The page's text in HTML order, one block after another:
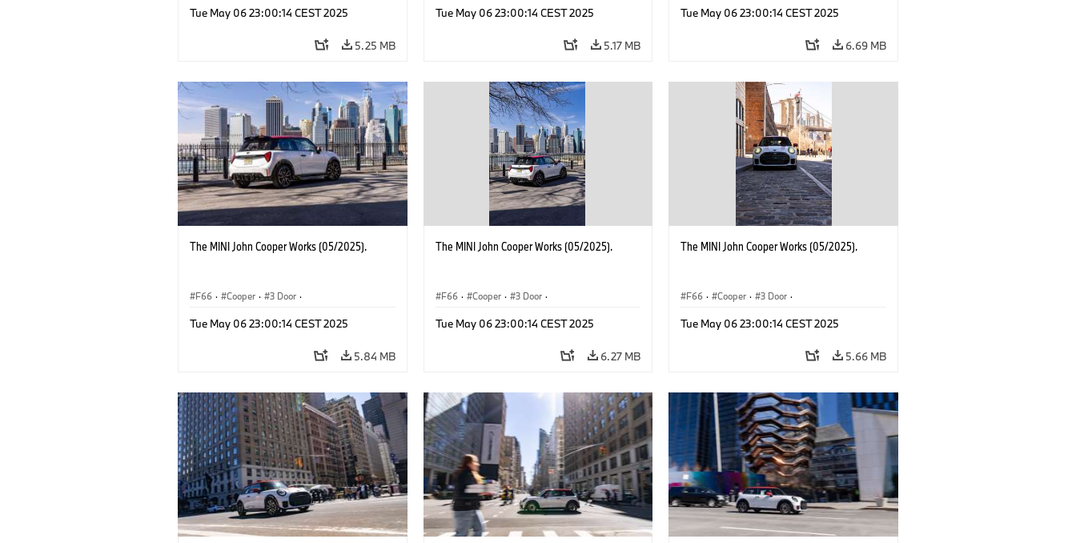
Tue May 06 23:00:14 CEST 2025
5.25 MB
Tue May 06 23:00:14 CEST 2025
5.17 MB
Tue May 06 23:00:14 CEST 2025
6.69 MB
The MINI John Cooper Works (05/2025).
F66 · Cooper · 3 Door ·
Tue May 06 23:00:14 CEST 2025
5.84 MB
The MINI John Cooper Works (05/2025).
F66 · Cooper · 3 Door ·
Tue May 06 23:00:14 CEST 2025
6.27 MB
The MINI John Cooper Works (05/2025).
F66 · Cooper · 3 Door ·
Tue May 06 23:00:14 CEST 2025
5.66 MB